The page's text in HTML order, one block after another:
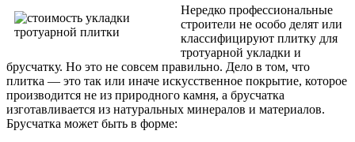
Нередко профессиональные
строители не особо делят или
классифицируют плитку для
тротуарной укладки и
брусчатку. Но это не совсем правильно. Дело в том, что
плитка — это так или иначе искусственное покрытие, которое
производится не из природного камня, а брусчатка
изготавливается из натуральных минералов и материалов.
Брусчатка может быть в форме: